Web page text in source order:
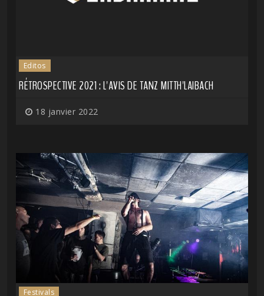
Editos
RÉTROSPECTIVE 2021 : L'AVIS DE TANZ MITTH'LAIBACH
18 janvier 2022
Festivals